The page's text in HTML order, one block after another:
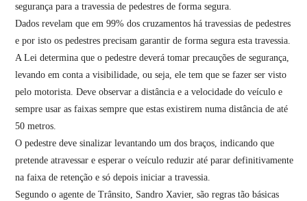
segurança para a travessia de pedestres de forma segura.
Dados revelam que em 99% dos cruzamentos há travessias de pedestres
e por isto os pedestres precisam garantir de forma segura esta travessia.
A Lei determina que o pedestre deverá tomar precauções de segurança,
levando em conta a visibilidade, ou seja, ele tem que se fazer ser visto
pelo motorista. Deve observar a distância e a velocidade do veículo e
sempre usar as faixas sempre que estas existirem numa distância de até
50 metros.
O pedestre deve sinalizar levantando um dos braços, indicando que
pretende atravessar e esperar o veículo reduzir até parar definitivamente
na faixa de retenção e só depois iniciar a travessia.
Segundo o agente de Trânsito, Sandro Xavier, são regras tão básicas